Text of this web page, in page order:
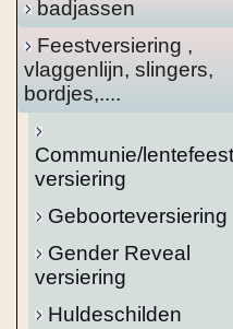
badjassen
Feestversiering ,
vlaggenlijn, slingers,
bordjes,....
Communie/
versiering
Geboorteversiering
Gender Reveal
versiering
Huldeschilden